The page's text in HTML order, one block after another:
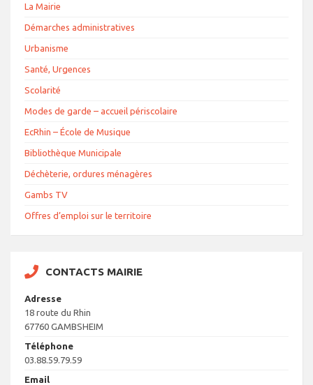
La Mairie
Démarches administratives
Urbanisme
Santé, Urgences
Scolarité
Modes de garde – accueil périscolaire
EcRhin – École de Musique
Bibliothèque Municipale
Déchèterie, ordures ménagères
Gambs TV
Offres d’emploi sur le territoire
CONTACTS MAIRIE
Adresse
18 route du Rhin
67760 GAMBSHEIM
Téléphone
03.88.59.79.59
Email